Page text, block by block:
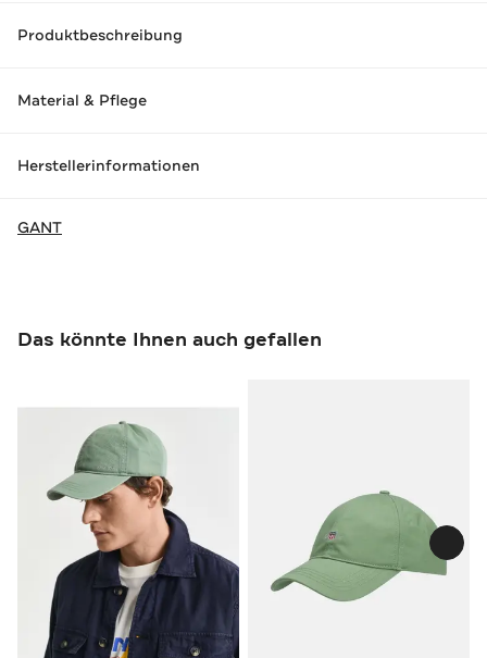
Produktbeschreibung
Material & Pflege
Herstellerinformationen
GANT
Das könnte Ihnen auch gefallen